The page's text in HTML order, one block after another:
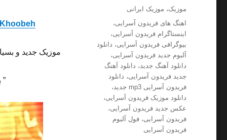
موزیک جدید و
”
شده
دسته‌ها
موزیک، موزیک ایرانی
برچسب‌ها
اهنگ های فریدون آسرایی،
اینستاگرام فریدون آسرایی،
بیوگرافی فریدون آسرایی، دانلود
آلبوم جدید فریدون آسرایی،
دانلود آهنگ جدید، دانلود آهنگ
جدید فریدون آسرایی، دانلود
فریدون آسرایی mp3 جدید
،
دانلود موزیک فریدون آسرایی،
عکس جدید فریدون آسرایی،
فریدون آسرایی،فول آلبوم
فریدون آسرایی